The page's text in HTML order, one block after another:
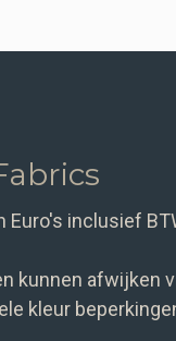
Euro's inclusief
kunnen afwijken
kleur